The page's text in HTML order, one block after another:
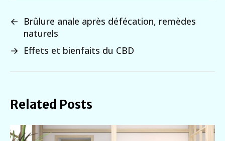
← Brûlure anale après défécation, remèdes
naturels
→ Effets et bienfaits du CBD
Related Posts